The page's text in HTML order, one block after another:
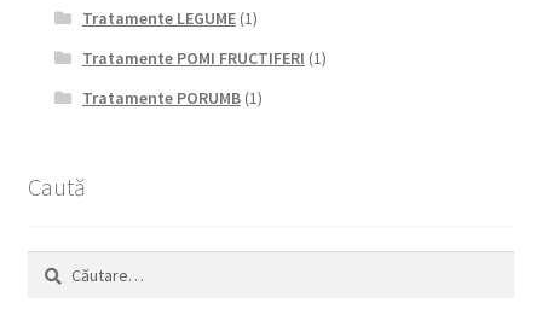
Tratamente LEGUME(1)
Tratamente POMI FRUCTIFERI (1)
Tratamente PORUMB(1)
Caută
Caută